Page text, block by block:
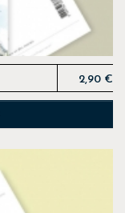
Prix
2,90 €